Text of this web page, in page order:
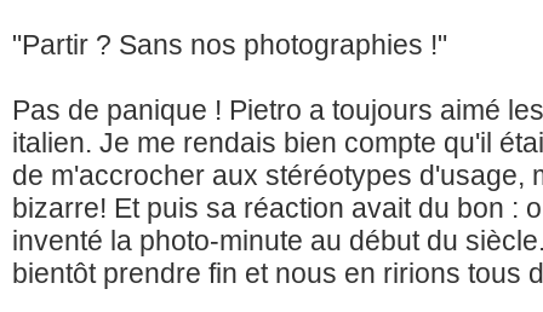
"Partir ? Sans nos photographies !"
Pas de panique ! Pietro a toujours aimé
italien. Je me rendais bien compte qu'il
de m'accrocher aux stéréotypes d'usage,
bizarre! Et puis sa réaction avait du bon :
inventé la photo-minute au début du
bientôt prendre fin et nous en ririons tous